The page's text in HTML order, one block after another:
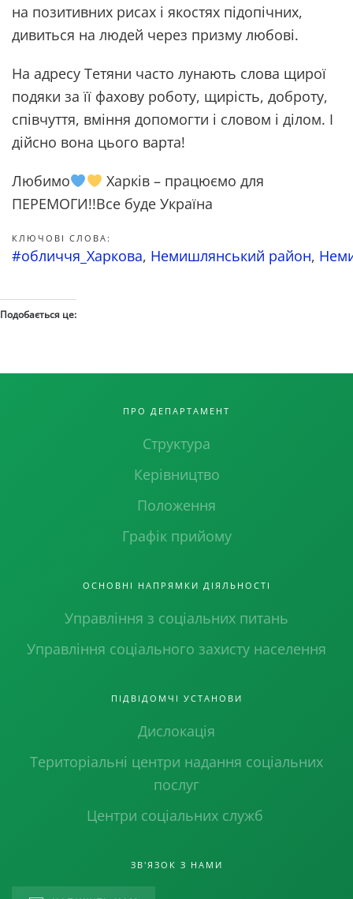
на позитивних рисах і якостях підопічних,
дивиться на людей через призму любові.
На адресу Тетяни часто лунають слова щирої
подяки за її фахову роботу, щирість, доброту,
співчуття, вміння допомогти і словом і ділом. І
дійсно вона цього варта!
Любимо
Харків – працюємо для
ПЕРЕМОГИ!!Все буде Україна
КЛЮЧОВІ СЛОВА:
#обличчя_Харкова, Немишлянський район,
Подобається це:
ПРО ДЕПАРТАМЕНТ
Структура
Керівництво
Положення
Графік прийому
ОСНОВНІ НАПРЯМКИ ДІЯЛЬНОСТІ
Управління з соціальних питань
Управління соціального захисту населення
ПІДВІДОМЧІ УСТАНОВИ
Дислокація
Територіальні центри надання соціальних
послуг
Центри соціальних служб
ЗВ'ЯЗОК З НАМИ